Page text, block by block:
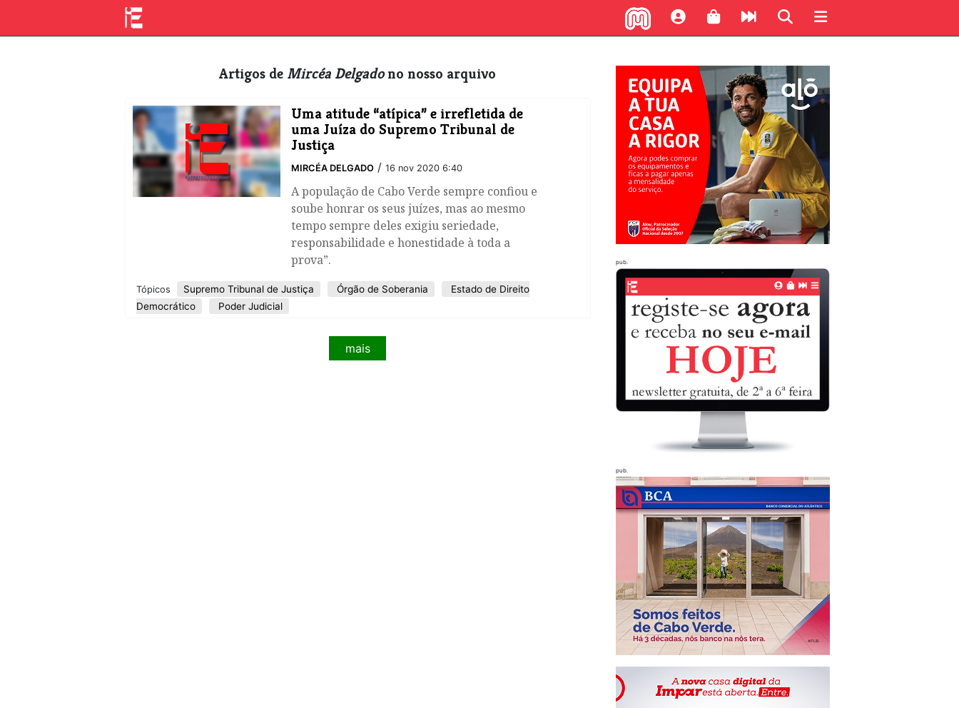
Artigos de Mircéa Delgadono nosso arquivo
Uma atitude “atípica” e irrefletida de
uma Juíza do Supremo Tribunal de
Justiça
MIRCÉA DELGADO / 16 nov 2020 6:40
A população de Cabo Verde sempre confiou e
soube honrar os seus juízes, mas ao mesmo
tempo sempre deles exigiu seriedade,
responsabilidade e honestidade à toda a
prova”.
Tópicos Supremo Tribunal de Justiça Órgão de Soberania
Estado de Direito
Democrático
Poder Judicial
mais
pub.
pub.